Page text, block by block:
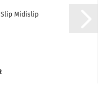
Midislip